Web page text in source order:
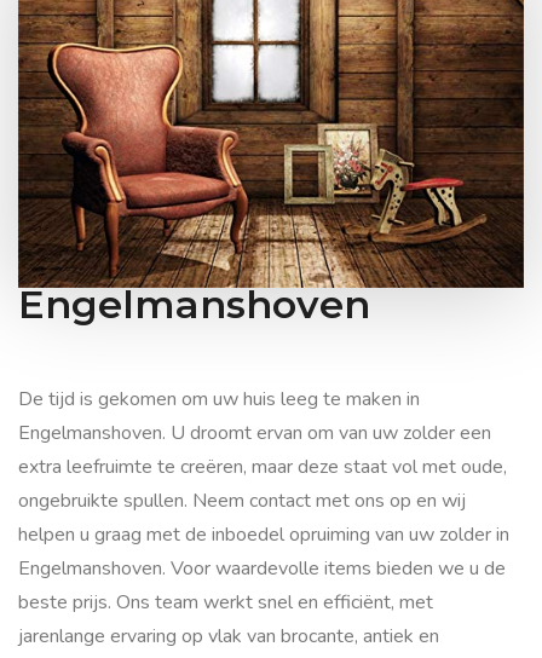
Is uw zolder toe aan een grondige inboedel opruiming in
Engelmanshoven?
Zolder leegmaken en
opruimen in
Engelmanshoven
De tijd is gekomen om uw huis leeg te maken in
Engelmanshoven. U droomt ervan om van uw zolder een
extra leefruimte te creëren, maar deze staat vol met oude,
ongebruikte spullen. Neem contact met ons op en wij
helpen u graag met de inboedel opruiming van uw zolder in
Engelmanshoven. Voor waardevolle items bieden we u de
beste prijs. Ons team werkt snel en efficiënt, met
jarenlange ervaring op vlak van brocante, antiek en